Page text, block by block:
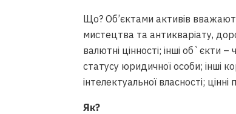
Що? Об’єктами активів
мистецтва та антикваріату,
валютні цінності; інші об`єкти
статусу юридичної особи; інші
інтелектуальної власності;
Як?